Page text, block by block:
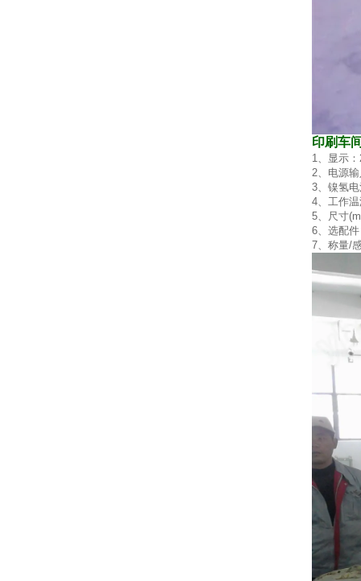
印刷车
1、显示：
2、电源
3、镍氢
4、工作
5、尺寸
6、选配
7、称量/